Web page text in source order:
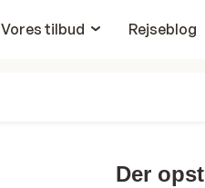
Vores tilbud
Rejseblog
Der